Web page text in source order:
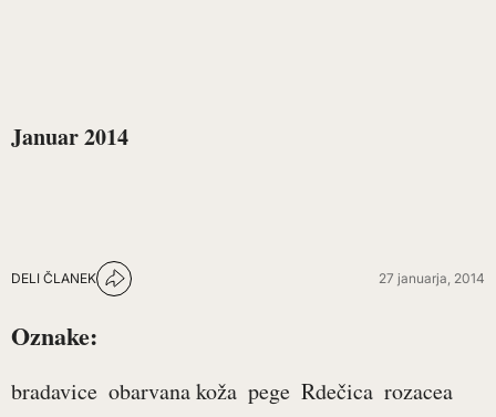
Januar 2014
DELI ČLANEK 27 januarja, 2014
Oznake:
bradavice obarvana koža pege Rdečica rozacea